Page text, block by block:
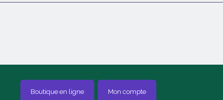
Boutique en ligne Mon compte